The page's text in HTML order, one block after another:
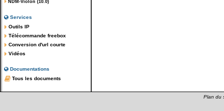
NDM-Violon (10.0)
Services
Outils IP
Télécommande freebox
Conversion d'url courte
Vidéos
Documentations
Tous les documents
Plan du